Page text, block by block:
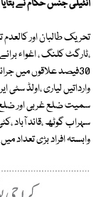
انٹیلی جنس حکام نے
تحریک طالبان اور
،ٹارگٹ کلنگ ، اغواء
30فیصد علاقوں میں
وارداتیں لیاری ،اولڈ سٹی
سمیت ضلع غربی اور ضلع
سہراب گوٹھ ،قائد آباد
وابستہ افراد بڑی تعداد